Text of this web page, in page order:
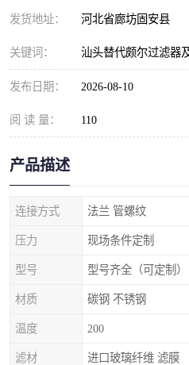
发货地址： 河北省廊坊固安县
关键词： 汕头替代颇尔过滤器
发布日期： 2026-08-10
阅 读 量： 110
产品描述
连接方式 法兰 管螺纹
压力 现场条件定制
型号 型号齐全（可定制）
材质 碳钢 不锈钢
温度 200
滤材 进口玻璃纤维 滤膜